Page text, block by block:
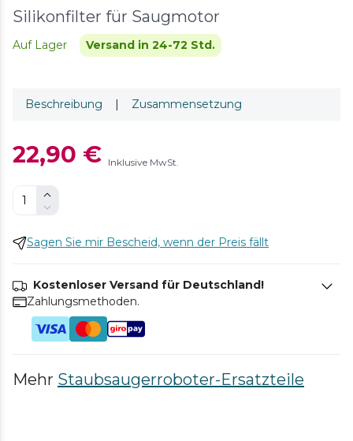
Silikonfilter für Saugmotor
Auf Lager Versand in 24-72 Std.
Beschreibung | Zusammensetzung
22,90 € Inklusive MwSt.
Sagen Sie mir Bescheid, wenn der Preis fällt
Kostenloser Versand für Deutschland!
Zahlungsmethoden.
Mehr Staubsaugerroboter-Ersatzteile